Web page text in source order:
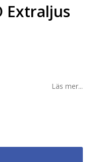
Extraljus
Läs mer...